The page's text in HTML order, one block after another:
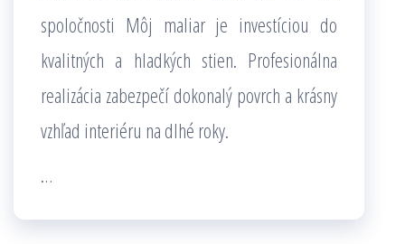
spoločnosti Môj maliar je investíciou do
kvalitných a hladkých stien. Profesionálna
realizácia zabezpečí dokonalý povrch a krásny
vzhľad interiéru na dlhé roky.
…